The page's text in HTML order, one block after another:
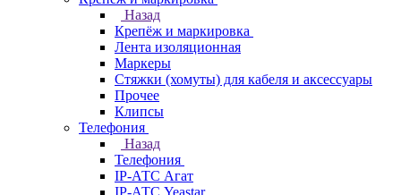
Назад
Крепёж и маркировка
Лента изоляционная
Маркеры
Стяжки (хомуты) для кабеля и аксессуары
Прочее
Клипсы
Телефония
Назад
Телефония
IP-АТС Агат
IP-АТС Yeastar